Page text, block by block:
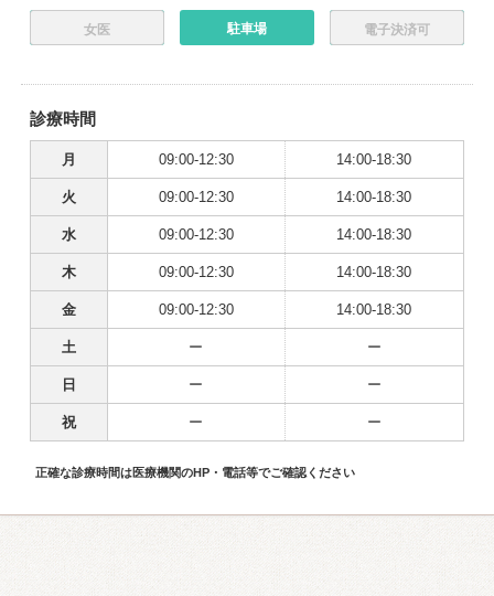
女医 駐車場 電子決済可
診療時間
月 09:00-12:30 14:00-18:30
火 09:00-12:30 14:00-18:30
水 09:00-12:30 14:00-18:30
木 09:00-12:30 14:00-18:30
金 09:00-12:30 14:00-18:30
土 ー ー
日 ー ー
祝 ー ー
正確な診療時間は医療機関のHP・電話等でご確認ください